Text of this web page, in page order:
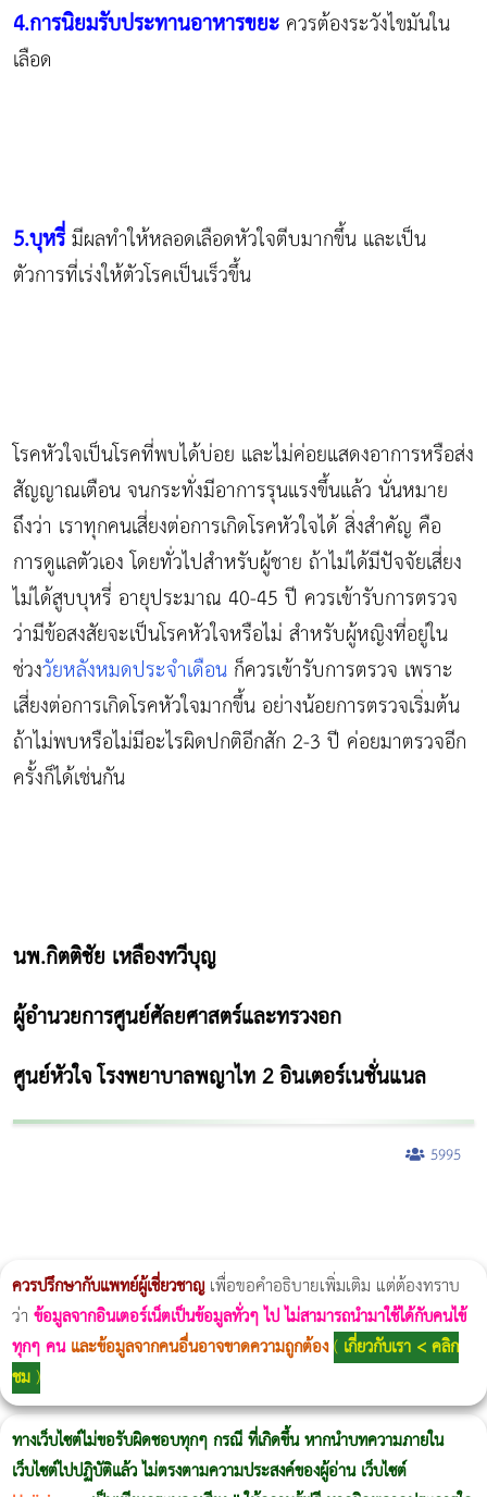
4.การนิยมรับประทานอาหารขยะ ควรต้องระวังไขมันใน
เลือด
5.บุหรี่มีผลทำให้หลอดเลือดหัวใจตีบมากขึ้น และเป็น
ตัวการที่เร่งให้ตัวโรคเป็นเร็วขึ้น
โรคหัวใจเป็นโรคที่พบได้บ่อย และไม่ค่อยแสดงอาการหรือส่ง
สัญญาณเตือน จนกระทั่งมีอาการรุนแรงขึ้นแล้ว นั่นหมาย
ถึงว่า เราทุกคนเสี่ยงต่อการเกิดโรคหัวใจได้ สิ่งสำคัญ คือ
การดูแลตัวเอง โดยทั่วไปสำหรับผู้ชาย ถ้าไม่ได้มีปัจจัยเสี่ยง
ไม่ได้สูบบุหรี่ อายุประมาณ 40-45 ปี ควรเข้ารับการตรวจ
ว่ามีข้อสงสัยจะเป็นโรคหัวใจหรือไม่ สำหรับผู้หญิงที่อยู่ใน
ช่วงวัยหลังหมดประจำเดือน ก็ควรเข้ารับการตรวจ เพราะ
เสี่ยงต่อการเกิดโรคหัวใจมากขึ้น อย่างน้อยการตรวจเริ่มต้น
ถ้าไม่พบหรือไม่มีอะไรผิดปกติอีกสัก 2-3 ปี ค่อยมาตรวจอีก
ครั้งก็ได้เช่นกัน
นพ.กิตติชัย เหลืองทวีบุญ
ผู้อำนวยการศูนย์ศัลยศาสตร์และทรวงอก
ศูนย์หัวใจ โรงพยาบาลพญาไท 2 อินเตอร์เนชั่นแนล
5995
ควรปรึกษากับแพทย์ผู้เชี่ยวชาญเพื่อขอคำอธิบายเพิ่มเติม แต่ต้องทราบ
ว่า ข้อมูลจากอินเตอร์เน็ตเป็นข้อมูลทั่วๆ ไป ไม่สามารถนำมาใช้ได้กับคนไข้
ทุกๆ คน และข้อมูลจากคนอื่นอาจขาดความถูกต้อง( เกี่ยวกับเรา < คลิก
ชม)
ทางเว็บไซต์ไม่ขอรับผิดชอบทุกๆ กรณี ที่เกิดขึ้น หากนำบทความภายใน
เว็บไซต์ไปปฏิบัติแล้ว ไม่ตรงตามความประสงค์ของผู้อ่าน เว็บไซต์